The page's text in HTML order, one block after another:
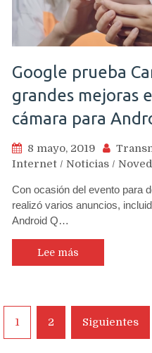
Google prueba
grandes mejoras
cámara para
8 mayo, 2019
Internet / Noticias /
Con ocasión del evento para
realizó varios anuncios,
Android Q…
Lee más
Navegación
de
1 2 Siguientes